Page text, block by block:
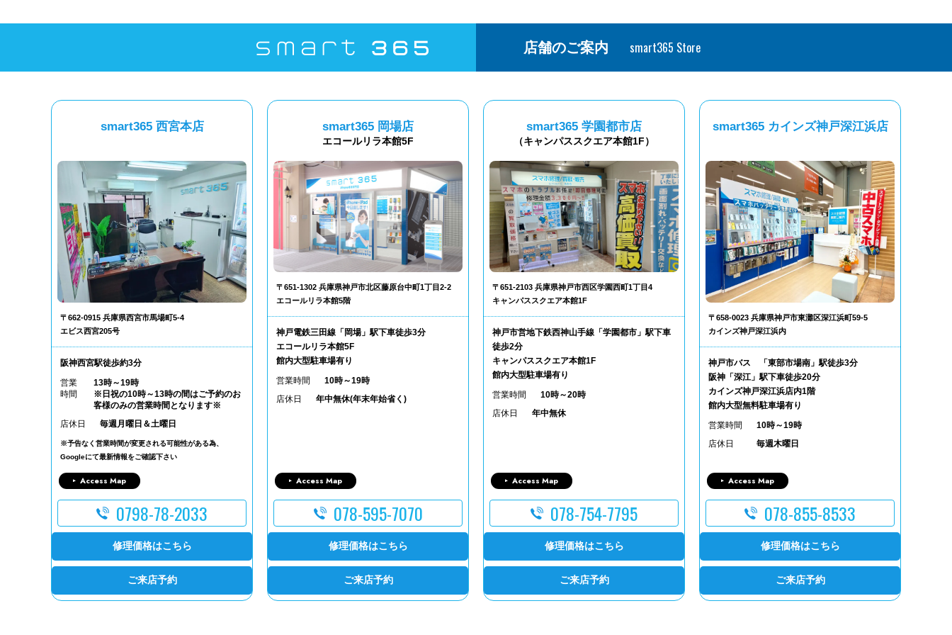
店舗のご案内 smart365 Store
smart365 西宮本店
〒662-0915 兵庫県西宮市馬場町5-4
エビス西宮205号
阪神西宮駅徒歩約3分
営業
時間
13時～19時
※日祝の10時～13時の間はご予約のお
客様のみの営業時間となります※
店休日
毎週月曜日＆土曜日
※予告なく営業時間が変更される可能性がある為、
Googleにて最新情報をご確認下さい
Access Map
0798-78-2033
修理価格はこちら
ご来店予約
smart365 岡場店
エコールリラ本館5F
〒651-1302 兵庫県神戸市北区藤原台中町1丁目2-2
エコールリラ本館5階
神戸電鉄三田線「岡場」駅下車徒歩3分
エコールリラ本館5F
館内大型駐車場有り
営業時間
10時～19時
店休日
年中無休(年末年始省く)
Access Map
078-595-7070
修理価格はこちら
ご来店予約
smart365 学園都市店
（キャンパススクエア本館1F）
〒651-2103 兵庫県神戸市西区学園西町1丁目4
キャンパススクエア本館1F
神戸市営地下鉄西神山手線「学園都市」駅下車
徒歩2分
キャンパススクエア本館1F
館内大型駐車場有り
営業時間
10時～20時
店休日
年中無休
Access Map
078-754-7795
修理価格はこちら
ご来店予約
smart365 カインズ神戸深江浜店
〒658-0023 兵庫県神戸市東灘区深江浜町59-5
カインズ神戸深江浜内
神戸市バス 「東部市場南」駅徒歩3分
阪神「深江」駅下車徒歩20分
カインズ神戸深江浜店内1階
館内大型無料駐車場有り
営業時間
10時～19時
店休日
毎週木曜日
Access Map
078-855-8533
修理価格はこちら
ご来店予約